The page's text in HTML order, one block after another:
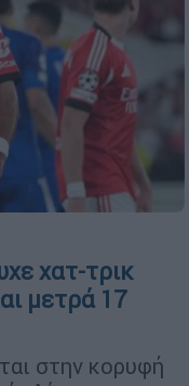
χατ-τρικ
μετρά 17
στην κορυφή